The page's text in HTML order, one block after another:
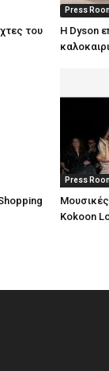
του
Press
Η Dyson
Press
Kokoon